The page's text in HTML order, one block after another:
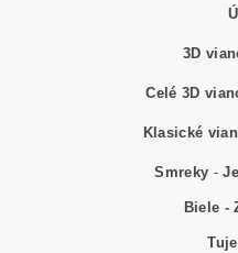
3D
Celé 3D
Klasické
Smreky -
Biele -